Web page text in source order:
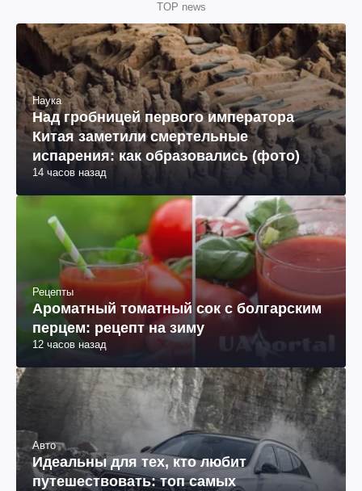
TOP news
Наука
Над гробницей первого императора
Китая заметили смертельные
испарения: как образовались (фото)
14 часов назад
Рецепты
Ароматный томатный сок с болгарским
перцем: рецепт на зиму
12 часов назад
Авто
Идеальны для тех, кто любит
путешествовать: топ самых